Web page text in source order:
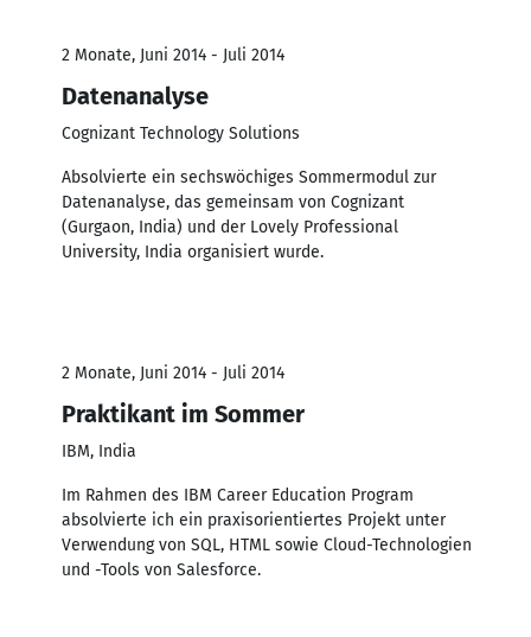
2 Monate, Juni 2014 - Juli 2014
Datenanalyse
Cognizant Technology Solutions
Absolvierte ein sechswöchiges Sommermodul zur
Datenanalyse, das gemeinsam von Cognizant
(Gurgaon, India) und der Lovely Professional
University, India organisiert wurde.
2 Monate, Juni 2014 - Juli 2014
Praktikant im Sommer
IBM, India
Im Rahmen des IBM Career Education Program
absolvierte ich ein praxisorientiertes Projekt unter
Verwendung von SQL, HTML sowie Cloud-Technologien
und -Tools von Salesforce.